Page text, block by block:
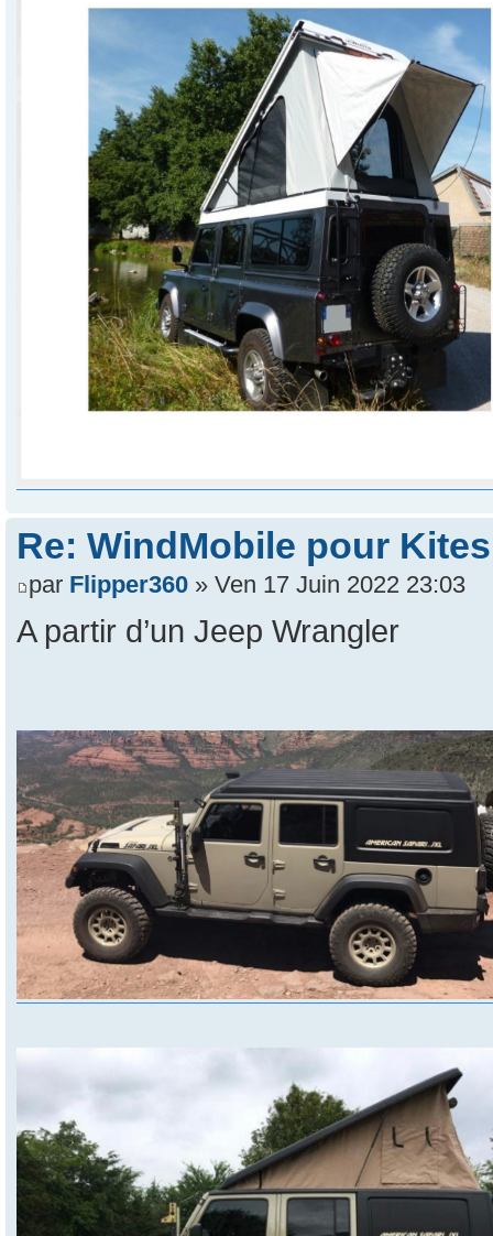
Re: WindMobile pour
par Flipper360 » Ven 17 Juin 2022 23:03
A partir d’un Jeep Wrangler